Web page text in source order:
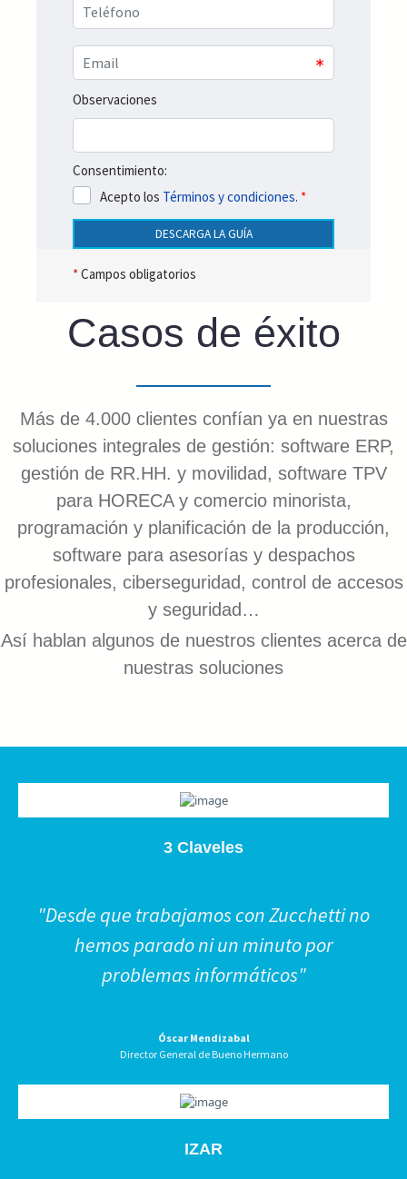
Observaciones
Consentimiento:
Acepto los Términos y condiciones. *
DESCARGA LA GUÍA
*Campos obligatorios
Casos de éxito
Más de 4.000 clientes confían ya en nuestras
soluciones integrales de gestión: software ERP,
gestión de RR.HH. y movilidad, software TPV
para HORECA y comercio minorista,
programación y planificación de la producción,
software para asesorías y despachos
profesionales, ciberseguridad, control de accesos
y seguridad…
Así hablan algunos de nuestros clientes acerca de
nuestras soluciones
3 Claveles
"Desde que trabajamos con Zucchetti no
hemos parado ni un minuto por
problemas informáticos"
Óscar Mendizabal
Director General de Bueno Hermano
IZAR